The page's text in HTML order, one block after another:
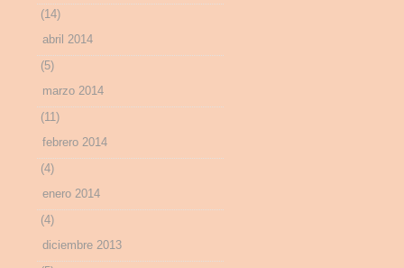
(14)
abril 2014
(5)
marzo 2014
(11)
febrero 2014
(4)
enero 2014
(4)
diciembre 2013